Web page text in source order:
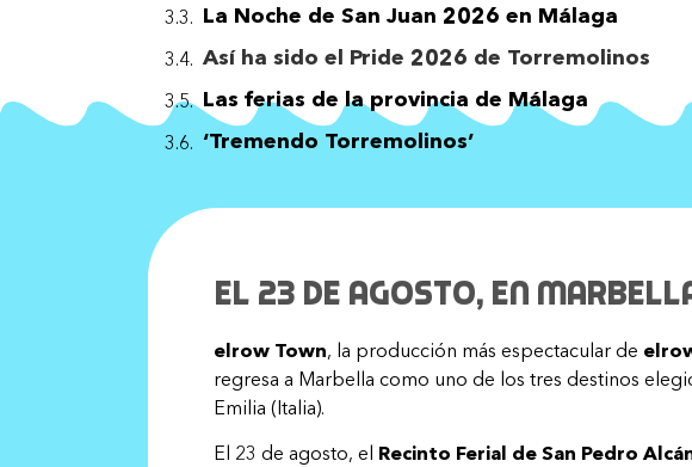
La Noche de San Juan 2026 en Málaga
Así ha sido el Pride 2026 de Torremolinos
Las ferias de la provincia de Málaga
‘Tremendo Torremolinos’
El 23 de agosto, en
elrow Town, la producción más espectacular de
regresa a Marbella como uno de los tres destinos
Emilia (Italia).
El 23 de agosto, el Recinto Ferial de San Pedro